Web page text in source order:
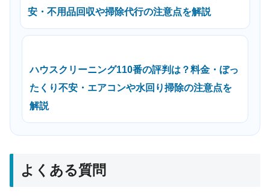
安・不用品回収や掃除代行の注意点を解説
ハウスクリーニング110番の評判は？料金・ぼっ
たくり不安・エアコンや水回り掃除の注意点を
解説
よくある質問